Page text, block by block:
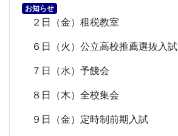
お知らせ
２日（金）租税教室
６日（火）公立高校推薦選抜入試
７日（水）予餞会
８日（木）全校集会
９日（金）定時制前期入試